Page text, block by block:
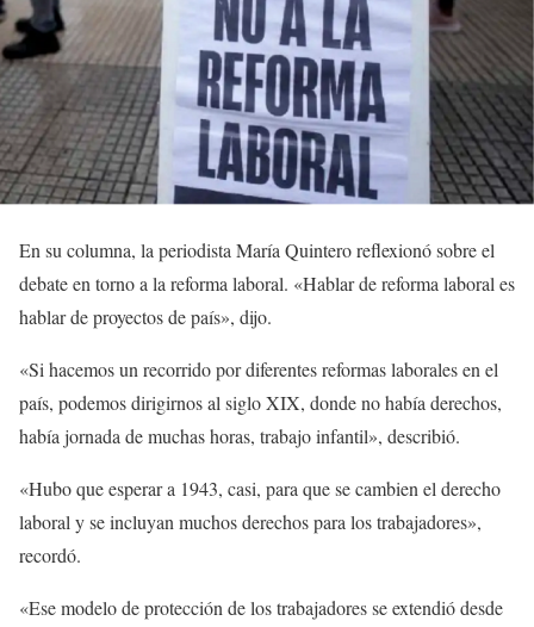
En su columna, la periodista María Quintero reflexionó sobre el
debate en torno a la reforma laboral. «Hablar de reforma laboral es
hablar de proyectos de país», dijo.
«Si hacemos un recorrido por diferentes reformas laborales en el
país, podemos dirigirnos al siglo XIX, donde no había derechos,
había jornada de muchas horas, trabajo infantil», describió.
«Hubo que esperar a 1943, casi, para que se cambien el derecho
laboral y se incluyan muchos derechos para los trabajadores»,
recordó.
«Ese modelo de protección de los trabajadores se extendió desde